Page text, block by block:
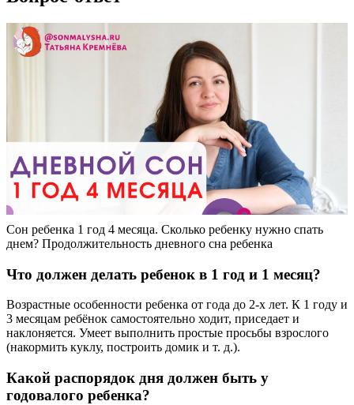
Сон ребенка 1 год 4 месяца. Сколько ребенку нужно спать
днем? Продолжительность дневного сна ребенка
Что должен делать ребенок в 1 год и 1 месяц?
Возрастные особенности ребенка от года до 2-х лет. К 1 году и
3 месяцам ребёнок самостоятельно ходит, приседает и
наклоняется. Умеет выполнить простые просьбы взрослого
(накормить куклу, построить домик и т. д.).
Какой распорядок дня должен быть у
годовалого ребенка?